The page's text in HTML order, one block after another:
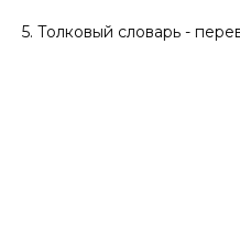
5. Толковый словарь -